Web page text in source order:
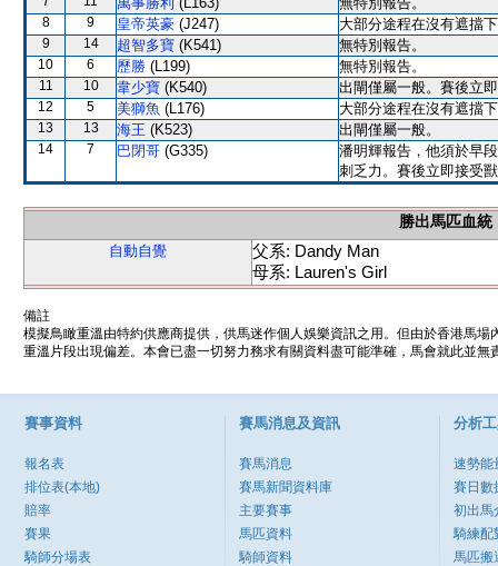
8 9 皇帝英豪 (J247) 大部分途程在沒有遮擋
9 14 超智多寶 (K541) 無特別報告。
10 6 歷勝 (L199) 無特別報告。
11 10 韋少寶 (K540) 出閘僅屬一般。賽後立
12 5 美獅魚 (L176) 大部分途程在沒有遮擋
13 13 海王 (K523) 出閘僅屬一般。
14 7 巴閉哥 (G335)
潘明輝報告，他須於早
刺乏力。賽後立即接受
勝出馬匹血統
自動自覺
父系: Dandy Man
母系: Lauren's Girl
備註
模擬鳥瞰重溫由特約供應商提供，供馬迷作個人娛樂資訊之用。但由於香港馬
重溫片段出現偏差。本會已盡一切努力務求有關資料盡可能準確，馬會就此並
賽事資料
報名表
排位表(本地)
賠率
賽果
騎師分場表
賽馬消息及資訊
賽馬消息
賽馬新聞資料庫
主要賽事
馬匹資料
騎師資料
分析
速勢能
賽日數
初出馬
騎練配
馬匹搬